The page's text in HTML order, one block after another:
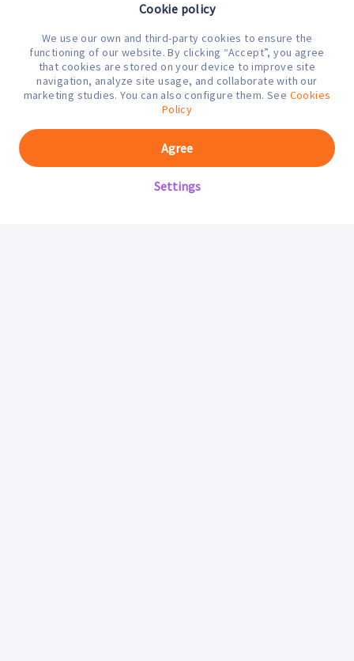
¿En qué podemos ayudarte hoy?
Cookie policy
We use our own and third-party cookies to ensure the
functioning of our website. By clicking “Accept”, you agree
that cookies are stored on your device to improve site
navigation, analyze site usage, and collaborate with our
marketing studies. You can also configure them. See Cookies
Policy
Settings
Agree